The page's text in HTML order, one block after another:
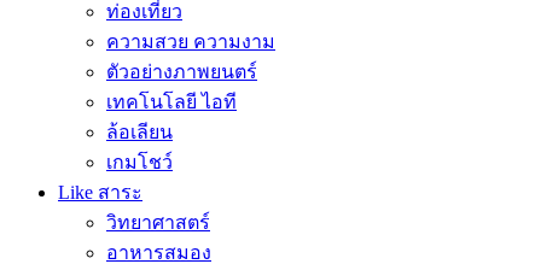
ท่องเที่ยว
ความสวย ความงาม
ตัวอย่างภาพยนตร์
เทคโนโลยี ไอที
ล้อเลียน
เกมโชว์
Like สาระ
วิทยาศาสตร์
อาหารสมอง